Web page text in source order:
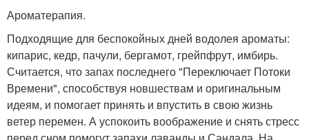
Ароматерапия.
Подходящие для беспокойных дней водолея ароматы:
кипарис, кедр, пачули, бергамот, грейпфрут, имбирь.
Считается, что запах последнего "Переключает Потоки
Времени", способствуя новшествам и оригинальным
идеям, и помогает принять и впустить в свою жизнь
ветер перемен. А успокоить воображение и снять стресс